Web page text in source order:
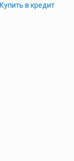
Купить в кредит